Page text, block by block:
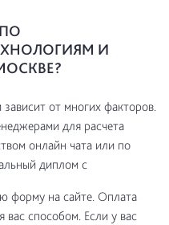
И
от многих факторов.
для расчета
онлайн чата или по
диплом с
форму на сайте. Оплата
способом. Если у вас